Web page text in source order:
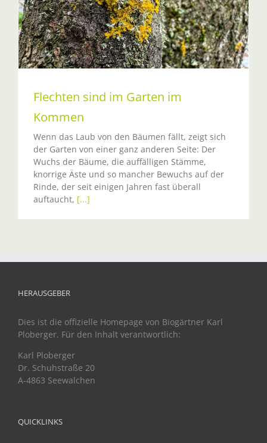
Flechten sind im Garten im
Kommen
Wenn das Laub von den Bäumen fällt, zeigt sich
der Garten von einer ganz anderen Seite: Der
Wuchs der Bäume, die auffälligen Stämme,
knorrige Äste und so mancher Bewuchs auf der
Rinde, der seit einigen Jahren fast überall
auftaucht, [...]
HERAUSGEBER
Dies ist die offizielle Homepage von Biogärtner Karl
Ploberger. Für den Inhalt verantwortlich:
Karl Ploberger
Dr. Schuhstraße 20
A-4863 Seewalchen
QUICKLINKS